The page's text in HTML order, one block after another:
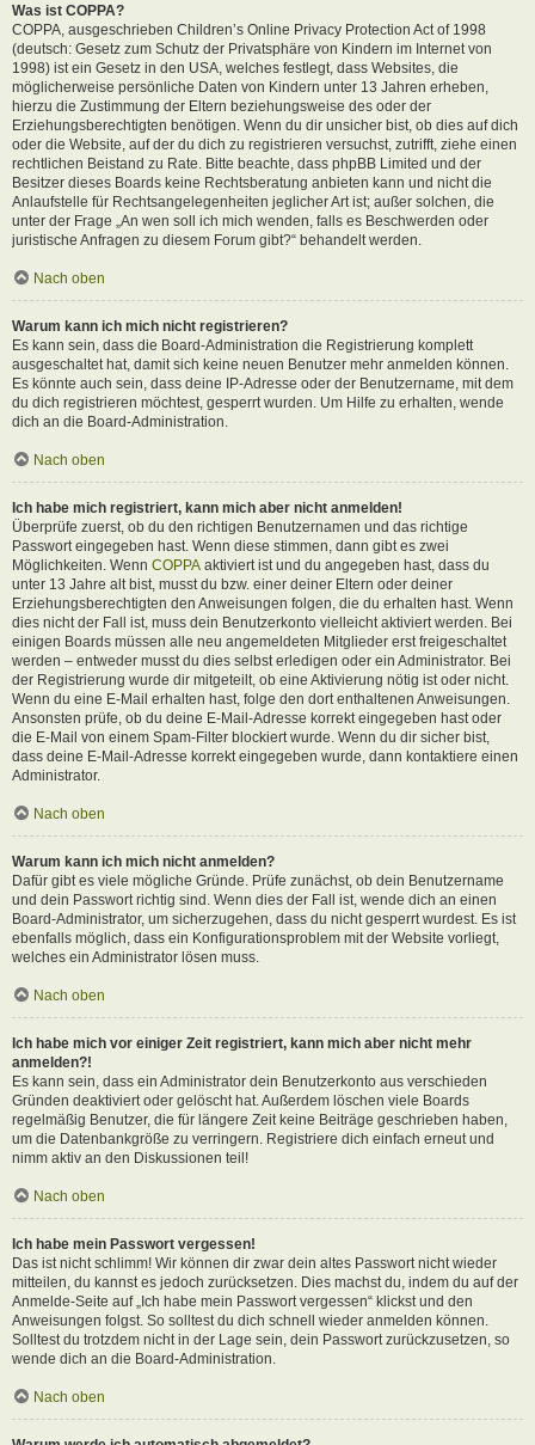
Was ist COPPA?
COPPA, ausgeschrieben Children’s Online Privacy Protection Act of 1998
(deutsch: Gesetz zum Schutz der Privatsphäre von Kindern im Internet von
1998) ist ein Gesetz in den USA, welches festlegt, dass Websites, die
möglicherweise persönliche Daten von Kindern unter 13 Jahren erheben,
hierzu die Zustimmung der Eltern beziehungsweise des oder der
Erziehungsberechtigten benötigen. Wenn du dir unsicher bist, ob dies auf dich
oder die Website, auf der du dich zu registrieren versuchst, zutrifft, ziehe einen
rechtlichen Beistand zu Rate. Bitte beachte, dass phpBB Limited und der
Besitzer dieses Boards keine Rechtsberatung anbieten kann und nicht die
Anlaufstelle für Rechtsangelegenheiten jeglicher Art ist; außer solchen, die
unter der Frage „An wen soll ich mich wenden, falls es Beschwerden oder
juristische Anfragen zu diesem Forum gibt?“ behandelt werden.
Nach oben
Warum kann ich mich nicht registrieren?
Es kann sein, dass die Board-Administration die Registrierung komplett
ausgeschaltet hat, damit sich keine neuen Benutzer mehr anmelden können.
Es könnte auch sein, dass deine IP-Adresse oder der Benutzername, mit dem
du dich registrieren möchtest, gesperrt wurden. Um Hilfe zu erhalten, wende
dich an die Board-Administration.
Nach oben
Ich habe mich registriert, kann mich aber nicht anmelden!
Überprüfe zuerst, ob du den richtigen Benutzernamen und das richtige
Passwort eingegeben hast. Wenn diese stimmen, dann gibt es zwei
Möglichkeiten. Wenn COPPA aktiviert ist und du angegeben hast, dass du
unter 13 Jahre alt bist, musst du bzw. einer deiner Eltern oder deiner
Erziehungsberechtigten den Anweisungen folgen, die du erhalten hast. Wenn
dies nicht der Fall ist, muss dein Benutzerkonto vielleicht aktiviert werden. Bei
einigen Boards müssen alle neu angemeldeten Mitglieder erst freigeschaltet
werden – entweder musst du dies selbst erledigen oder ein Administrator. Bei
der Registrierung wurde dir mitgeteilt, ob eine Aktivierung nötig ist oder nicht.
Wenn du eine E-Mail erhalten hast, folge den dort enthaltenen Anweisungen.
Ansonsten prüfe, ob du deine E-Mail-Adresse korrekt eingegeben hast oder
die E-Mail von einem Spam-Filter blockiert wurde. Wenn du dir sicher bist,
dass deine E-Mail-Adresse korrekt eingegeben wurde, dann kontaktiere einen
Administrator.
Nach oben
Warum kann ich mich nicht anmelden?
Dafür gibt es viele mögliche Gründe. Prüfe zunächst, ob dein Benutzername
und dein Passwort richtig sind. Wenn dies der Fall ist, wende dich an einen
Board-Administrator, um sicherzugehen, dass du nicht gesperrt wurdest. Es ist
ebenfalls möglich, dass ein Konfigurationsproblem mit der Website vorliegt,
welches ein Administrator lösen muss.
Nach oben
Ich habe mich vor einiger Zeit registriert, kann mich aber nicht mehr
anmelden?!
Es kann sein, dass ein Administrator dein Benutzerkonto aus verschieden
Gründen deaktiviert oder gelöscht hat. Außerdem löschen viele Boards
regelmäßig Benutzer, die für längere Zeit keine Beiträge geschrieben haben,
um die Datenbankgröße zu verringern. Registriere dich einfach erneut und
nimm aktiv an den Diskussionen teil!
Nach oben
Ich habe mein Passwort vergessen!
Das ist nicht schlimm! Wir können dir zwar dein altes Passwort nicht wieder
mitteilen, du kannst es jedoch zurücksetzen. Dies machst du, indem du auf der
Anmelde-Seite auf „Ich habe mein Passwort vergessen“ klickst und den
Anweisungen folgst. So solltest du dich schnell wieder anmelden können.
Solltest du trotzdem nicht in der Lage sein, dein Passwort zurückzusetzen, so
wende dich an die Board-Administration.
Nach oben